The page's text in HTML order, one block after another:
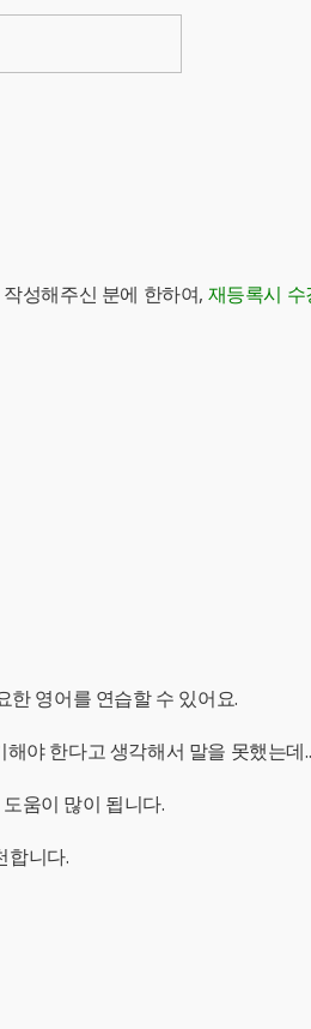
성해주신 분에 한하여, 재등록시
한 영어를 연습할 수 있어요.
야 한다고 생각해서 말을 못했는
움이 많이 됩니다.
합니다.